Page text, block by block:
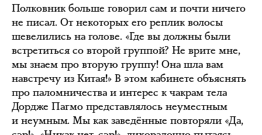
Полковник больше говорил сам и почти ничего
не писал. От некоторых его реплик волосы
шевелились на голове. «Где вы должны были
встретиться со второй группой? Не врите мне,
мы знаем про вторую группу! Она шла вам
навстречу из Китая!» В этом кабинете объяснять
про паломничества и интерес к чакрам тела
Дордже Пагмо представлялось неуместным
и неумным. Мы как заведённые повторяли «Да,